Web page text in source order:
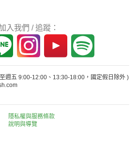
入我們 / 追蹤：
週五 9:00-12:00、13:30-18:00，國定假日除外 )
隱私權與服務條款
說明與導覽